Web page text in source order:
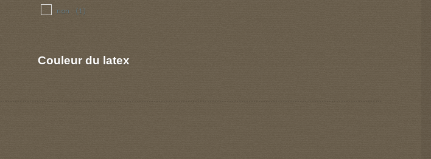
non (1)
Couleur du latex